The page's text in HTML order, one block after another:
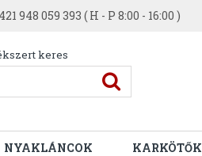
948 059 393 ( H - P 8:00 - 16:00 )
keres
NYAKLÁNCOK KARKÖTŐK